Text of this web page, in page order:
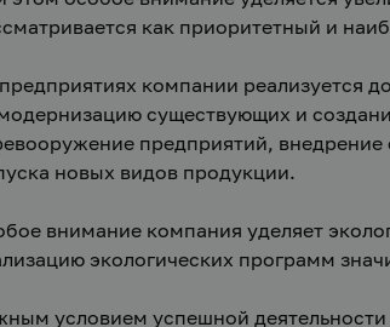
как приоритетный и
компании реализуется
существующих и
предприятий,
новых видов продукции.
внимание компания уделяет
экологических программ
условием успешной деятельности